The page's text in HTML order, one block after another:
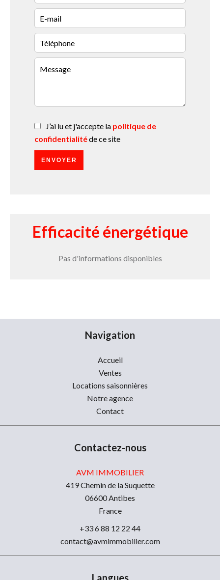
J’ai lu et j'accepte la politique de
confidentialitéde ce site
ENVOYER
Efficacité énergétique
Pas d'informations disponibles
Navigation
Accueil
Ventes
Locations saisonnières
Notre agence
Contact
Contactez-nous
AVM IMMOBILIER
419 Chemin de la Suquette
06600Antibes
France
+33 6 88 12 22 44
contact@avmimmobilier.com
Langues